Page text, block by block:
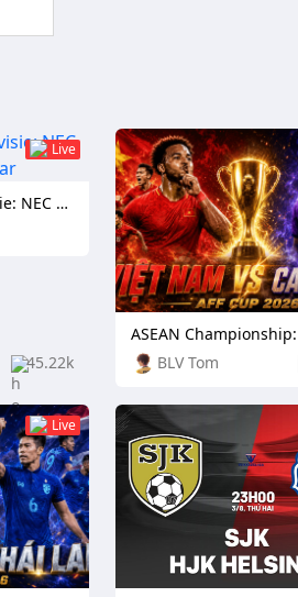
Live
45.22k
Netherlands Eredivisie: NEC Nijmegen vs SC Telstar
BLV Tom
Live